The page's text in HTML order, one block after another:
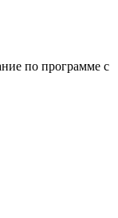
по программе с